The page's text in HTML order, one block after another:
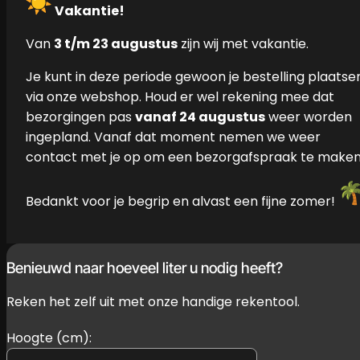
Vakantie!
Van 3 t/m 23 augustus zijn wij met vakantie.
Je kunt in deze periode gewoon je bestelling
via onze webshop. Houd er wel rekening mee dat
bezorgingen pas vanaf 24 augustusweer worden
ingepland. Vanaf dat moment nemen we weer
contact met je op om een bezorgafspraak te
Bedankt voor je begrip en alvast een fijne zomer!
Benieuwd naar hoeveel liter u nodig heeft?
Reken het zelf uit met onze handige rekentool.
Hoogte (cm):